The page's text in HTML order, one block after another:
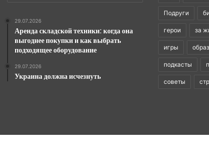
29.07.2026
Аренда складской техники: когда она
выгоднее покупки и как выбрать
подходящее оборудование
29.07.2026
Украина должна исчезнуть
Подруги
герои за
игры
подкасты
советы